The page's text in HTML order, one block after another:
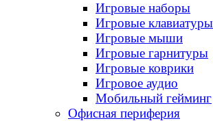
Игровые наборы
Игровые клавиатуры
Игровые мыши
Игровые гарнитуры
Игровые коврики
Игровое аудио
Мобильный гейминг
Офисная периферия